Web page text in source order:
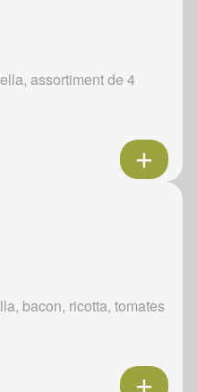
assortiment de 4
bacon, ricotta, tomates